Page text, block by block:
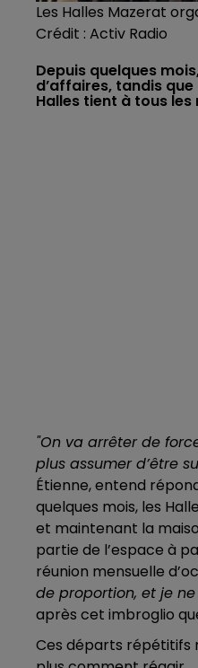
Les Halles Mazerat
Crédit : Activ Radio
Depuis quelques
d’affaires, tandis
Halles tient à tous
"On va arrêter de
plus assumer d’être
Étienne, entend
quelques mois, les
et maintenant la
partie de l’espace à
réunion mensuelle
de proportion, et je
après cet imbroglio
Ces départs répétitifs